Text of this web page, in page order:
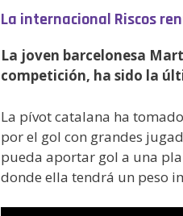
La internacional Riscos
La joven barcelonesa
competición, ha sido la
La pívot catalana ha
por el gol con grandes
pueda aportar gol a una
donde ella tendrá un peso